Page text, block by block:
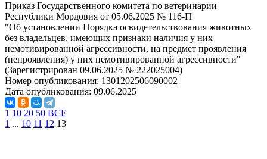
Приказ Государственного комитета по ветеринарии
Республики Мордовия от 05.06.2025 № 116-П
"Об установлении Порядка освидетельствования животных
без владельцев, имеющих признаки наличия у них
немотивированной агрессивности, на предмет проявления
(непроявления) у них немотивированной агрессивности"
(Зарегистрирован 09.06.2025 № 222025004)
Номер опубликования: 1301202506090002
Дата опубликования: 09.06.2025
1 10 20 50 ВСЕ
1 ... 10 11 12 13